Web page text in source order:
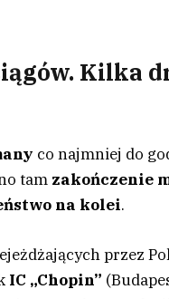
Kilka
co najmniej do
tam zakończenie
na kolei.
przez
IC „Chopin”